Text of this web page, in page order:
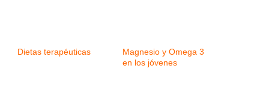
Dietas terapéuticas
Magnesio y Omega 3
en los jóvenes